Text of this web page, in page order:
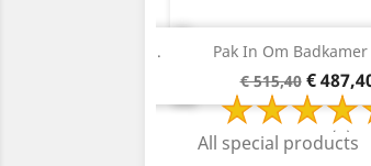
Pack Voor Paneel-... Pak In Om Badkamer
Basisprijs
€ 515,40 Prijs
€
2 Review(s)
Snelle
All special products